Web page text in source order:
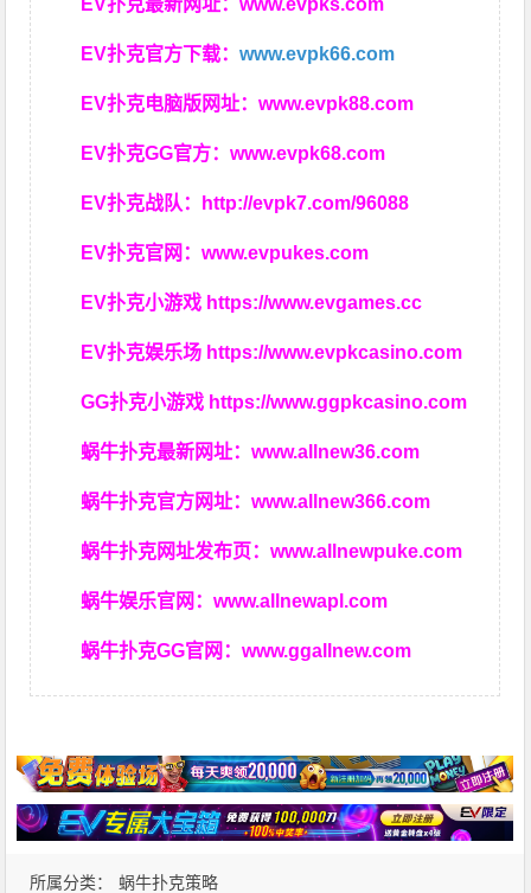
所属分类： 蜗牛扑克策略
EV扑克最新网址：www.evpks.com
EV扑克官方下载：www.evpk66.com
EV扑克电脑版网址：www.evpk88.com
EV扑克GG官方：www.evpk68.com
EV扑克战队： http://evpk7.com/96088
EV扑克官网：www.evpukes.com
EV扑克小游戏 https://www.evgames.cc
EV扑克娱乐场 https://www.evpkcasino.com
GG扑克小游戏 https://www.ggpkcasino.com
蜗牛扑克最新网址：www.allnew36.com
蜗牛扑克官方网址：www.allnew366.com
蜗牛扑克网址发布页：www.allnewpuke.com
蜗牛娱乐官网：www.allnewapl.com
蜗牛扑克GG官网：www.ggallnew.com